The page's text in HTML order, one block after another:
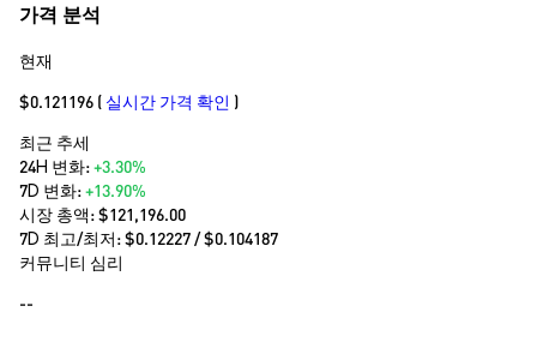
가격 분석
현재
$0.121196 ( 실시간 가격 확인 )
최근 추세
24H 변화:+3.30%
7D 변화:+13.90%
시장 총액:$121,196.00
7D 최고/최저: $0.12227/ $0.104187
커뮤니티 심리
--